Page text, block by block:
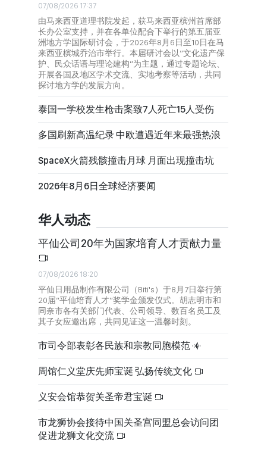
07/08/2026 17:37
由马来西亚道理书院发起，获马来西亚槟州首席部
长办公室支持，并在各单位配合下举行的第五届亚
洲地方学国际研讨会，于2026年8月6日至10日在马
来西亚槟城乔治市举行。本届研讨会以“文化遗产保
护、民众话语与理论建构”为主题，通过专题论坛、
开展各国及地区学术交流、实地考察等活动，共同
探讨地方学的发展方向。
泰国一学校发生枪击案致7人死亡15人受伤
多国刷新高温纪录 中欧遭遇近年来最强热浪
SpaceX火箭残骸撞击月球 月面出现撞击坑
2026年8月6日全球经济要闻
华人动态
平仙公司20年为国家培育人才贡献力量
07/08/2026 18:20
平仙日用品制作有限公司（Biti's）于8月7日举行第
20届“平仙培育人才”奖学金颁发仪式。胡志明市和
同奈市各有关部门代表、公司领导、数百名员工及
其子女应邀出席，共同见证这一温馨时刻。
市司令部表彰各民族和宗教同胞模范
周馆仁义堂庆先师宝诞 弘扬传统文化
义安会馆恭贺关圣帝君宝诞
市龙狮协会接待中国关圣宫同盟总会访问团
促进龙狮文化交流